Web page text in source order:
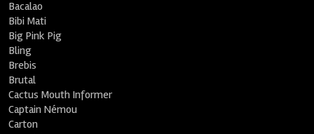
Bacalao
Bibi Mati
Big Pink Pig
Bling
Brebis
Brutal
Cactus Mouth Informer
Captain Némou
Carton